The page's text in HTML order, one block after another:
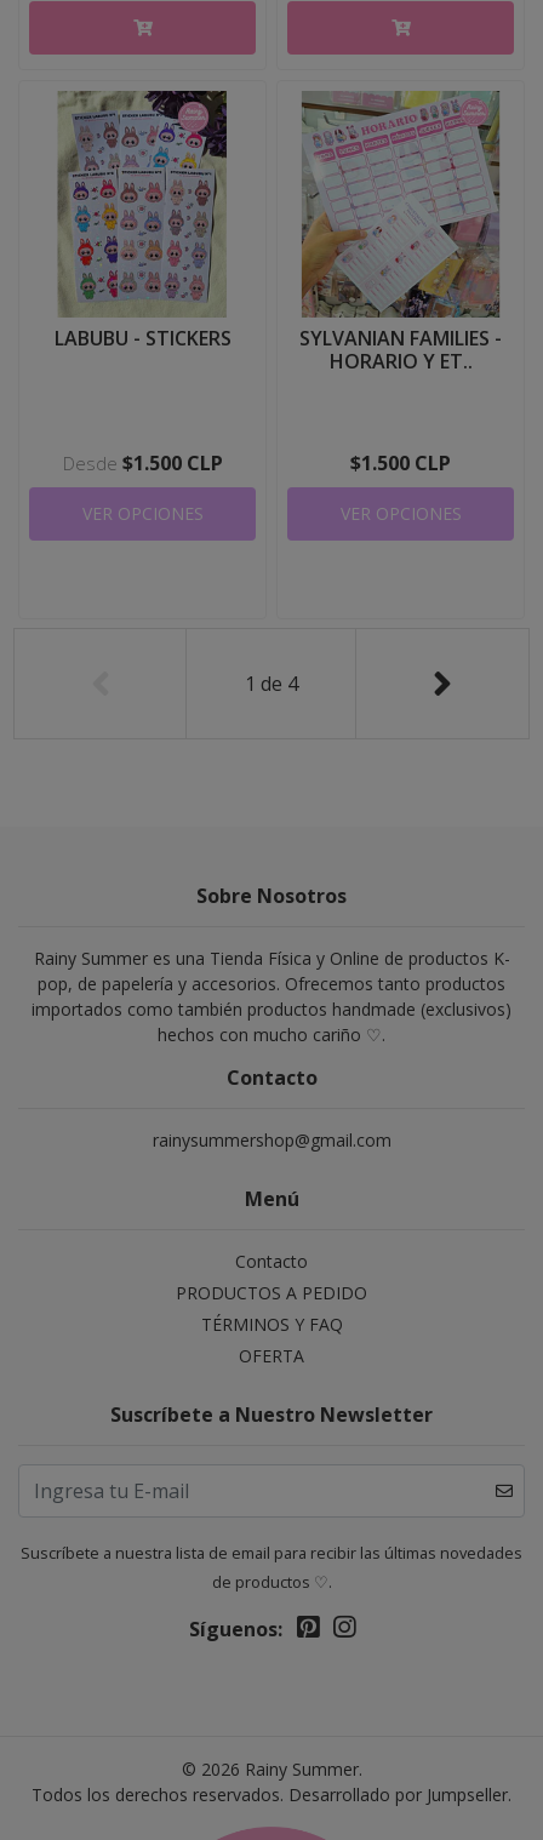
LABUBU - STICKERS
Desde $1.500 CLP
VER OPCIONES
SYLVANIAN FAMILIES -
HORARIO Y ET..
$1.500 CLP
VER OPCIONES
1 de 4
Sobre Nosotros
Rainy Summer es una Tienda Física y Online de productos K-
pop, de papelería y accesorios. Ofrecemos tanto productos
importados como también productos handmade (exclusivos)
hechos con mucho cariño ♡.
Contacto
rainysummershop@gmail.com
Menú
Contacto
PRODUCTOS A PEDIDO
TÉRMINOS Y FAQ
OFERTA
Suscríbete a Nuestro Newsletter
Suscríbete a nuestra lista de email para recibir las últimas novedades
de productos ♡.
Síguenos:
© 2026 Rainy Summer.
Todos los derechos reservados. Desarrollado por Jumpseller.